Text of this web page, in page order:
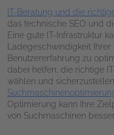
IT-Beratung und die
das technische SEO und
Eine gute IT-Infrastruktur
Ladegeschwindigkeit
Benutzererfahrung zu
dabei helfen, die richtige
wählen und
Optimierung kann Ihre
von Suchmaschinen